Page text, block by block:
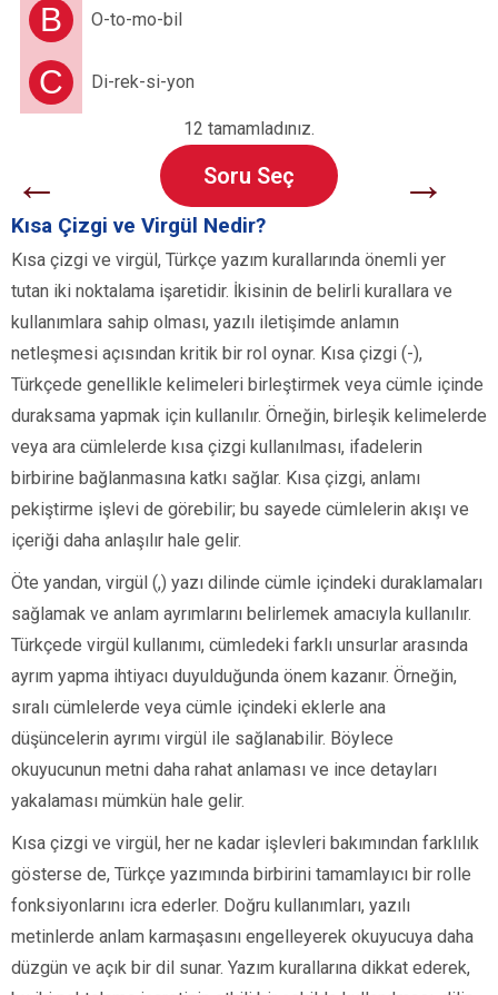
B O-to-mo-bil
C Di-rek-si-yon
12 tamamladınız.
← Soru Seç →
Kısa Çizgi ve Virgül Nedir?
Kısa çizgi ve virgül, Türkçe yazım kurallarında önemli yer
tutan iki noktalama işaretidir. İkisinin de belirli kurallara ve
kullanımlara sahip olması, yazılı iletişimde anlamın
netleşmesi açısından kritik bir rol oynar. Kısa çizgi (-),
Türkçede genellikle kelimeleri birleştirmek veya cümle içinde
duraksama yapmak için kullanılır. Örneğin, birleşik kelimelerde
veya ara cümlelerde kısa çizgi kullanılması, ifadelerin
birbirine bağlanmasına katkı sağlar. Kısa çizgi, anlamı
pekiştirme işlevi de görebilir; bu sayede cümlelerin akışı ve
içeriği daha anlaşılır hale gelir.
Öte yandan, virgül (,) yazı dilinde cümle içindeki duraklamaları
sağlamak ve anlam ayrımlarını belirlemek amacıyla kullanılır.
Türkçede virgül kullanımı, cümledeki farklı unsurlar arasında
ayrım yapma ihtiyacı duyulduğunda önem kazanır. Örneğin,
sıralı cümlelerde veya cümle içindeki eklerle ana
düşüncelerin ayrımı virgül ile sağlanabilir. Böylece
okuyucunun metni daha rahat anlaması ve ince detayları
yakalaması mümkün hale gelir.
Kısa çizgi ve virgül, her ne kadar işlevleri bakımından farklılık
gösterse de, Türkçe yazımında birbirini tamamlayıcı bir rolle
fonksiyonlarını icra ederler. Doğru kullanımları, yazılı
metinlerde anlam karmaşasını engelleyerek okuyucuya daha
düzgün ve açık bir dil sunar. Yazım kurallarına dikkat ederek,